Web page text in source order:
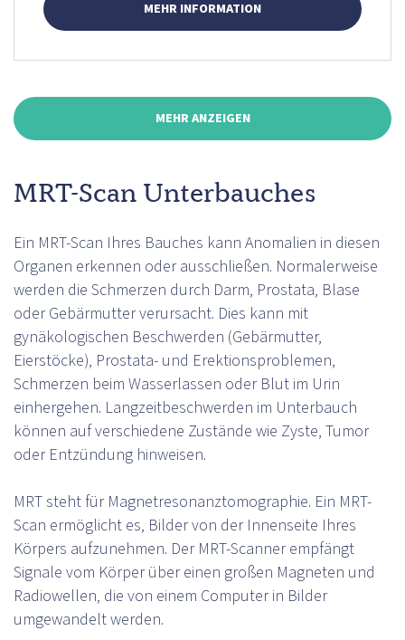
MEHR INFORMATION
MEHR ANZEIGEN
MRT-Scan Unterbauches
Ein MRT-Scan Ihres Bauches kann Anomalien in diesen
Organen erkennen oder ausschließen. Normalerweise
werden die Schmerzen durch Darm, Prostata, Blase
oder Gebärmutter verursacht. Dies kann mit
gynäkologischen Beschwerden (Gebärmutter,
Eierstöcke), Prostata- und Erektionsproblemen,
Schmerzen beim Wasserlassen oder Blut im Urin
einhergehen. Langzeitbeschwerden im Unterbauch
können auf verschiedene Zustände wie Zyste, Tumor
oder Entzündung hinweisen.
MRT steht für Magnetresonanztomographie. Ein MRT-
Scan ermöglicht es, Bilder von der Innenseite Ihres
Körpers aufzunehmen. Der MRT-Scanner empfängt
Signale vom Körper über einen großen Magneten und
Radiowellen, die von einem Computer in Bilder
umgewandelt werden.